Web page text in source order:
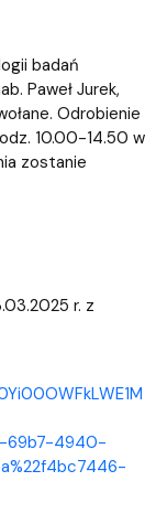
badań
Paweł Jurek,
Odrobienie
10.00-14.50 w
zostanie
r. z
69b7-4940-